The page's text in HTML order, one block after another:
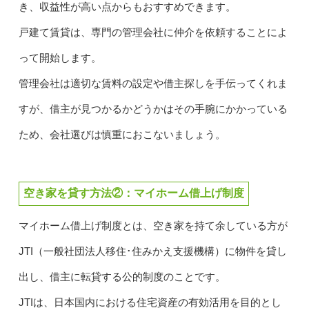
き、収益性が高い点からもおすすめできます。
戸建て賃貸は、専門の管理会社に仲介を依頼することによ
って開始します。
管理会社は適切な賃料の設定や借主探しを手伝ってくれま
すが、借主が見つかるかどうかはその手腕にかかっている
ため、会社選びは慎重におこないましょう。
空き家を貸す方法②：マイホーム借上げ制度
マイホーム借上げ制度とは、空き家を持て余している方が
JTI（一般社団法人移住･住みかえ支援機構）に物件を貸し
出し、借主に転貸する公的制度のことです。
JTIは、日本国内における住宅資産の有効活用を目的とし